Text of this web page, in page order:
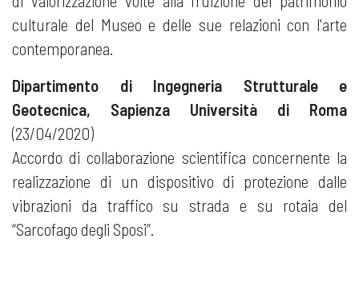
culturale del Museo e delle sue relazioni con l'arte
contemporanea.
Dipartimento di Ingegneria Strutturale e
Geotecnica, Sapienza Università di Roma
(23/04/2020)
Accordo di collaborazione scientifica concernente la
realizzazione di un dispositivo di protezione dalle
vibrazioni da traffico su strada e su rotaia del
“Sarcofago degli Sposi”.